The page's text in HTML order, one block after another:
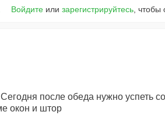
Войдите илизарегистрируйтесь ,
после обеда нужно успеть
окон и штор